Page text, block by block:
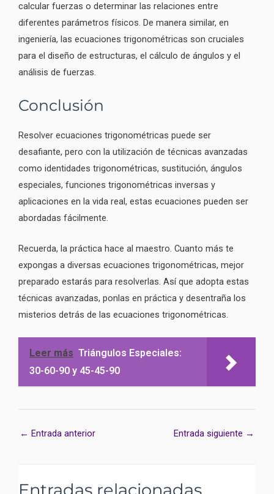
calcular fuerzas o determinar las relaciones entre
diferentes parámetros físicos. De manera similar, en
ingeniería, las ecuaciones trigonométricas son cruciales
para el diseño de estructuras, el cálculo de ángulos y el
análisis de fuerzas.
Conclusión
Resolver ecuaciones trigonométricas puede ser
desafiante, pero con la utilización de técnicas avanzadas
como identidades trigonométricas, sustitución, ángulos
especiales, funciones trigonométricas inversas y
aplicaciones en la vida real, estas ecuaciones pueden ser
abordadas fácilmente.
Recuerda, la práctica hace al maestro. Cuanto más te
expongas a diversas ecuaciones trigonométricas, mejor
preparado estarás para resolverlas. Así que adopta estas
técnicas avanzadas, ponlas en práctica y desentraña los
misterios detrás de las ecuaciones trigonométricas.
Leer más Triángulos Especiales:
30-60-90 y 45-45-90
← Entrada anterior Entrada siguiente →
Entradas relacionadas